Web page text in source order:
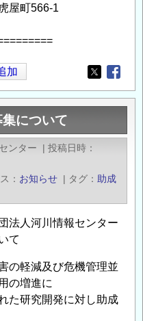
屋町566-1
加
Opens in
について
ンター | 投稿日時
お知らせ | タグ
助成
法人河川情報センター
て
の軽減及び危機管理並
の増進に
た研究開発に対し助成